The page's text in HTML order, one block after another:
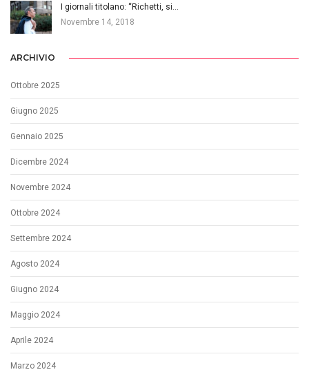
I giornali titolano: “Richetti, si…
Novembre 14, 2018
ARCHIVIO
Ottobre 2025
Giugno 2025
Gennaio 2025
Dicembre 2024
Novembre 2024
Ottobre 2024
Settembre 2024
Agosto 2024
Giugno 2024
Maggio 2024
Aprile 2024
Marzo 2024